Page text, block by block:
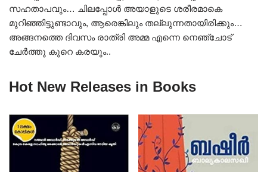
സഹതാപവും… ചിലപ്പോൾ അയാളുടെ ശരീരമാകെ
മുറിഞ്ഞിട്ടുണ്ടാവും, ആരെങ്കിലും തല്ലുന്നതായിരിക്കും…
അങ്ങനത്തെ ദിവസം രാത്രി അമ്മ എന്നെ നെഞ്ചോട്‌
ചേർത്തു കുറെ കരയും..
Hot New Releases in Books